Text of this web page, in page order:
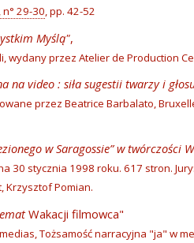
29-30, pp. 42-52
Myślą",
wydany przez Atelier de Production
na video : siła sugestii twarzy i
przez Beatrice Barbalato,
w Saragossie” w twórczości
30 stycznia 1998 roku. 617 stron.
Krzysztof Pomian.
Wakacji filmowca"
Tożsamość narracyjna "ja" w